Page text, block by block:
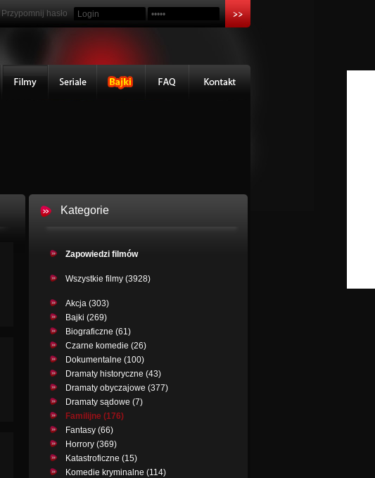
Przypomnij hasło
Kategorie
Zapowiedzi filmów
Wszystkie filmy (3928)
Akcja (303)
Bajki (269)
Biograficzne (61)
Czarne komedie (26)
Dokumentalne (100)
Dramaty historyczne (43)
Dramaty obyczajowe (377)
Dramaty sądowe (7)
Familijne (176)
Fantasy (66)
Horrory (369)
Katastroficzne (15)
Komedie kryminalne (114)